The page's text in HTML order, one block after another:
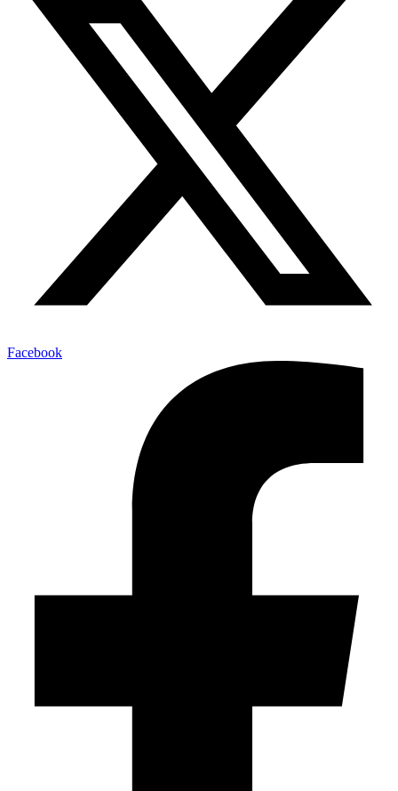
Facebook